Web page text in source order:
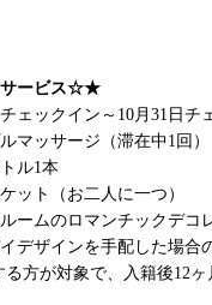
ービス☆★
チェックイン～10月31日チ
マッサージ（滞在中1回）
ル1本
ット（お二人に一つ）
ームのロマンチックデコ
デザインを手配した場合
方が対象で、入籍後12ヶ